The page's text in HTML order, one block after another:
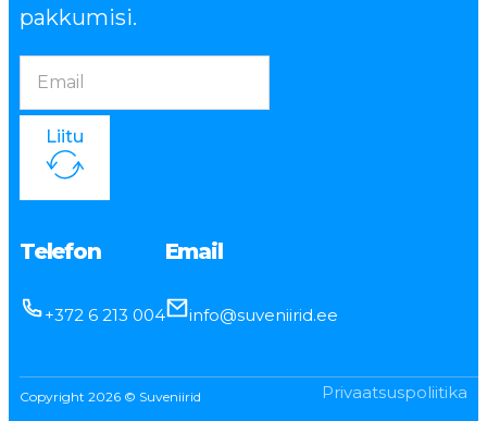
pakkumisi.
Liitu
Telefon
+372 6 213 004
Email
info@suveniirid.ee
Copyright 2026 © Suveniirid Privaatsuspoliitika